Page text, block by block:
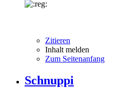
Zitieren
Inhalt melden
Zum Seitenanfang
Schnuppi